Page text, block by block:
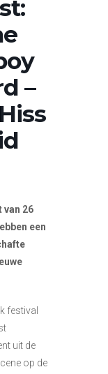
–
van 26
een
festival
uit de
op de